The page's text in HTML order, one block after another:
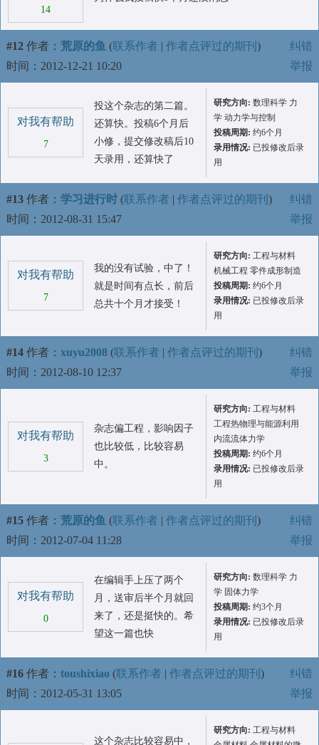
14
#12 作者： 荒原的鱼 (联系作者 | 作者点评过的期刊 )
时间：2012-12-21 10:20
纠错
举报
对我有帮助
7
投这个杂志的第二篇。
还算快。投稿6个月后
小修，提交修改稿后10
天录用，还算快了
研究方向: 数理科学 力
学 动力学与控制
投稿周期: 约6个月
录用情况: 已投修改后录
用
#13 作者： 学习进行时 (联系作者 | 作者点评过的期刊 )
时间：2012-08-31 15:47
纠错
举报
对我有帮助
7
我的没有试验，中了！
就是时间有点长，前后
总共十个月才接受！
研究方向: 工程与材料
机械工程 零件成形制造
投稿周期: 约6个月
录用情况: 已投修改后录
用
#14 作者： xuyu2008 (联系作者 | 作者点评过的期刊 )
时间：2012-08-10 12:37
纠错
举报
对我有帮助
3
杂志偏工程，影响因子
也比较低，比较容易
中。
研究方向: 工程与材料
工程热物理与能源利用
内流流体力学
投稿周期: 约6个月
录用情况: 已投修改后录
用
#15 作者： 荒原的鱼 (联系作者 | 作者点评过的期刊 )
时间：2012-07-04 11:28
纠错
举报
对我有帮助
0
在编辑手上压了两个
月，送审后半个月就回
来了，还是挺快的。希
望这一篇也快
研究方向: 数理科学 力
学 固体力学
投稿周期: 约3个月
录用情况: 已投修改后录
用
#16 作者： toushixiao (联系作者 | 作者点评过的期刊 )
时间：2012-05-31 13:05
纠错
举报
这个杂志比较容易中，
研究方向: 工程与材料